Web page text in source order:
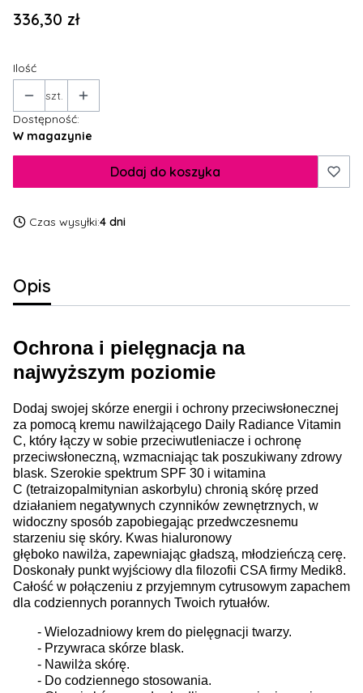
Cena
336,30 zł
Ilość
szt.
Dostępność:
W magazynie
Dodaj do koszyka
Czas wysyłki:4 dni
Opis
Ochrona i pielęgnacja na
najwyższym poziomie
Dodaj swojej skórze energii i ochrony przeciwsłonecznej
za pomocą kremu nawilżającego Daily Radiance Vitamin
C, który łączy w sobie przeciwutleniacze i ochronę
przeciwsłoneczną, wzmacniając tak poszukiwany zdrowy
blask. Szerokie spektrum SPF 30 i witamina
C (tetraizopalmitynian askorbylu) chronią skórę przed
działaniem negatywnych czynników zewnętrznych, w
widoczny sposób zapobiegając przedwczesnemu
starzeniu się skóry. Kwas hialuronowy
głęboko nawilża, zapewniając gładszą, młodzieńczą cerę.
Doskonały punkt wyjściowy dla filozofii CSA firmy Medik8.
Całość w połączeniu z przyjemnym cytrusowym zapachem
dla codziennych porannych Twoich rytuałów.
- Wielozadniowy krem do pielęgnacji twarzy.
- Przywraca skórze blask.
- Nawilża skórę.
- Do codziennego stosowania.